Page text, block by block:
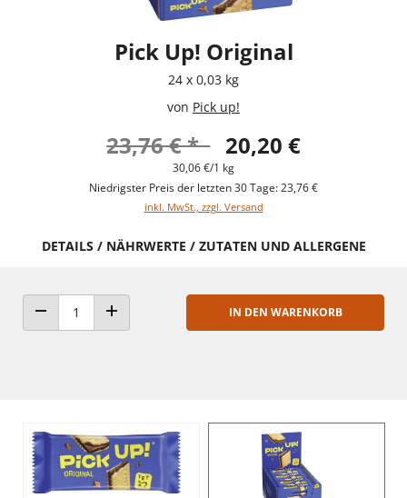
Pick Up! Original
24 x 0,03 kg
von Pick up!
23,76 € * 20,20 €
30,06 €/1 kg
Niedrigster Preis der letzten 30 Tage: 23,76 €
inkl. MwSt., zzgl. Versand
DETAILS / NÄHRWERTE / ZUTATEN UND ALLERGENE
ANZAHL VERRINGERNANZAHL ERHÖHEN
IN DEN WARENKORB